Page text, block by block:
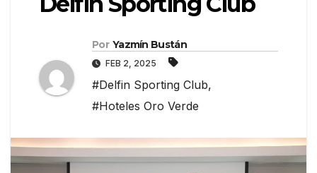
Por Yazmín Bustán
FEB 2, 2025
#Delfin Sporting Club,
#Hoteles Oro Verde